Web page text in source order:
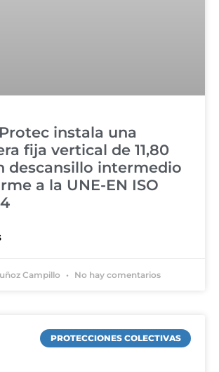
instala una
fija vertical de 11,80
descansillo intermedio
a la UNE-EN ISO
Campillo No hay comentarios
PROTECCIONES COLECTIVAS